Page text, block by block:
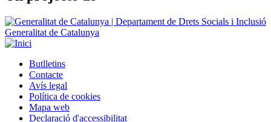
Peu
Butlletins
Contacte
Avís legal
Política de cookies
Mapa web
Declaració d'accessibilitat